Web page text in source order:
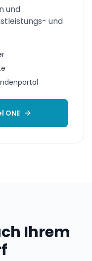
und
und
ONE
Ihrem